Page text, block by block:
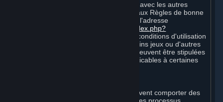
Votre conduite en ligne et vos rapports avec les autres
Souscripteurs doivent être conformes aux Règles de bonne
conduite en ligne Steam, disponibles à l'adresse
http://steampowered.com/index.php?
. En fonction des conditions d'utilisation
stipulées par les tiers hébergeant certains jeux ou d'autres
services, des règles supplémentaires peuvent être stipulées
par les Conditions de Souscription applicables à certaines
Steam et les Contenus et Services peuvent comporter des